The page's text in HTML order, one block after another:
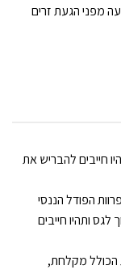
מפני הגעת זרים
חייבים להבריש את
הפודל הננסי
ותהיו חייבים
טיפוח כל 5 עד 6 שבועות הכולל מקלחת,